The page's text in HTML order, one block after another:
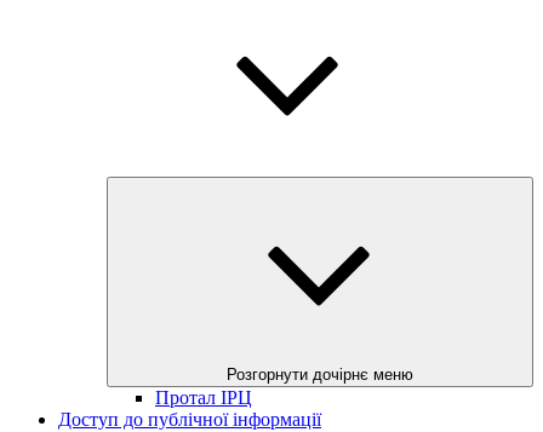
Розгорнути дочірнє меню
Протал ІРЦ
Доступ до публічної інформації